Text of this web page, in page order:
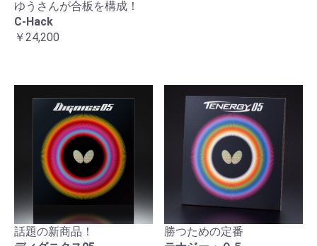
ゆうさんが合板を構成！
C-Hack
￥24,200
話題の新商品！
勝つための定番